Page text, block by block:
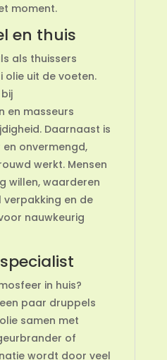
moment.
en thuis
als thuissers
olie uit de voeten.
en masseurs
Daarnaast is
en onvermengd,
werkt. Mensen
willen, waarderen
verpakking en de
nauwkeurig
in huis?
paar druppels
samen met
of
wordt door veel